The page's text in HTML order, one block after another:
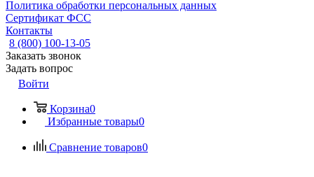
Политика обработки персональных данных
Сертификат ФСС
Контакты
8 (800) 100-13-05
Заказать звонок
Задать вопрос
Войти
Корзина0
Избранные товары0
Сравнение товаров0